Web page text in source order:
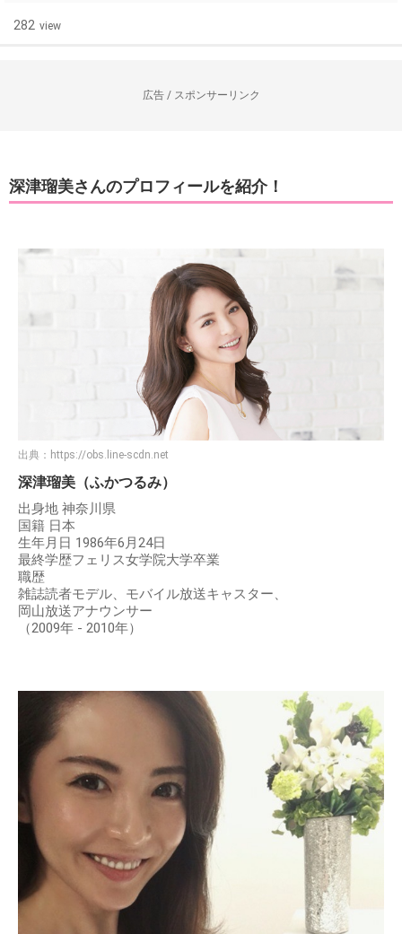
282 view
広告 / スポンサーリンク
深津瑠美さんのプロフィールを紹介！
出典： https://obs.line-scdn.net
深津瑠美（ふかつるみ）
出身地 神奈川県
国籍 日本
生年月日 1986年6月24日
最終学歴フェリス女学院大学卒業
職歴
雑誌読者モデル、モバイル放送キャスター、
岡山放送アナウンサー
（2009年 - 2010年）